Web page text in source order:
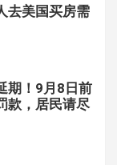
去美国买房需
期！9月8日前
款，居民请尽